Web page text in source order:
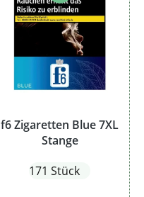
f6 Zigaretten Blue 7XL
Stange
171 Stück